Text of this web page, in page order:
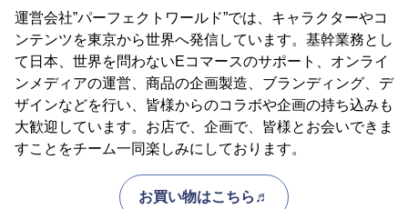
運営会社”パーフェクトワールド”では、キャラクターやコ
ンテンツを東京から世界へ発信しています。基幹業務とし
て日本、世界を問わないEコマースのサポート、オンライ
ンメディアの運営、商品の企画製造、ブランディング、デ
ザインなどを行い、皆様からのコラボや企画の持ち込みも
大歓迎しています。お店で、企画で、皆様とお会いできま
すことをチーム一同楽しみにしております。
お買い物はこちら♬